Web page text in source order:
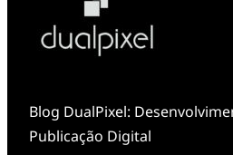
Blog DualPixel:
Publicação Digital